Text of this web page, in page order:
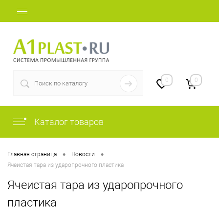
0 0
Каталог товаров
Главная страница • Новости •
Ячеистая тара из ударопрочного пластика
Ячеистая тара из ударопрочного
пластика